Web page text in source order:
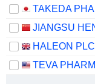
HALEON PLC